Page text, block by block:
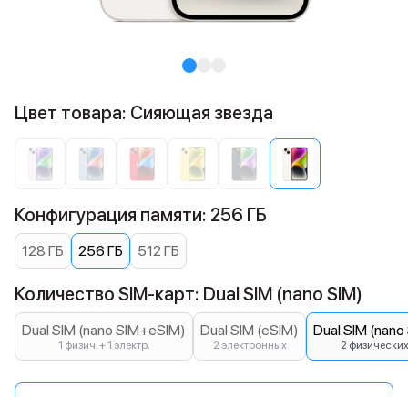
Цвет товара: Сияющая звезда
Конфигурация памяти: 256 ГБ
128 ГБ 256 ГБ 512 ГБ
Количество SIM-карт: Dual SIM (nano SIM)
Dual SIM (nano SIM+eSIM)
1 физич. + 1 электр.
Dual SIM (eSIM)
2 электронных
Dual SIM
2 физических